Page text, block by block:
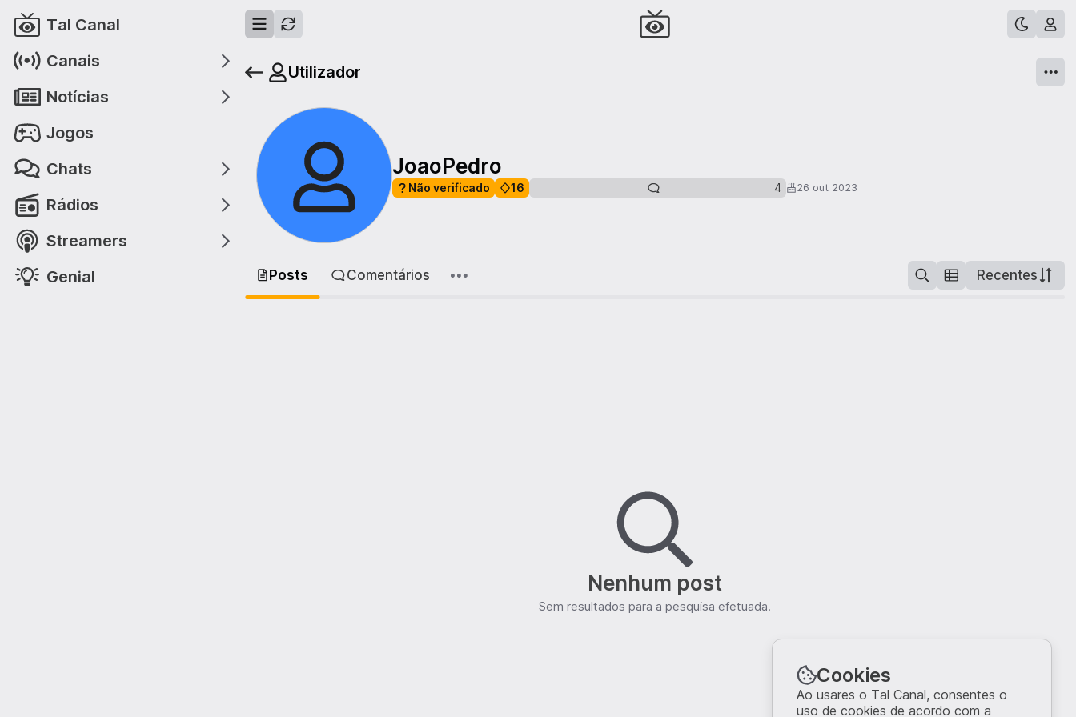
Tal Canal
Canais
Notícias
Jogos
Chats
Rádios
Streamers
Genial
Utilizador
JoaoPedro
Não verificado 16 4 26 out 2023
Posts Comentários Recentes
Nenhum post
Sem resultados para a pesquisa efetuada.
Cookies
Ao usares o Tal Canal, consentes o
uso de cookies de acordo com a